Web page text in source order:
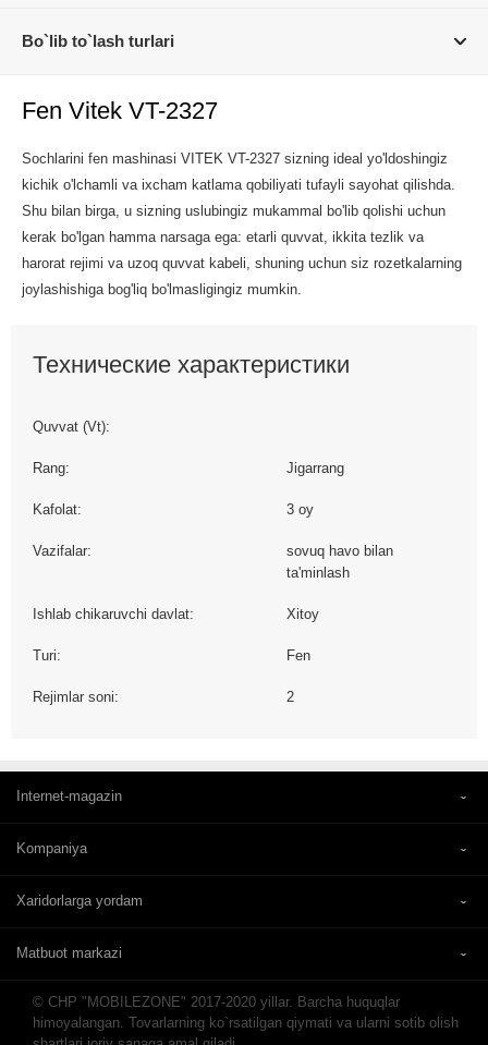
Bo`lib to`lash turlari
Fen Vitek VT-2327
Sochlarini fen mashinasi VITEK VT-2327 sizning ideal yo'ldoshingiz
kichik o'lchamli va ixcham katlama qobiliyati tufayli sayohat qilishda.
Shu bilan birga, u sizning uslubingiz mukammal bo'lib qolishi uchun
kerak bo'lgan hamma narsaga ega: etarli quvvat, ikkita tezlik va
harorat rejimi va uzoq quvvat kabeli, shuning uchun siz rozetkalarning
joylashishiga bog'liq bo'lmasligingiz mumkin.
Технические характеристики
Quvvat (Vt):
Rang: Jigarrang
Kafolat: 3 oy
Vazifalar:
sovuq havo bilan
ta'minlash
Ishlab chikaruvchi davlat: Xitoy
Turi: Fen
Rejimlar soni: 2
Internet-magazin
Kompaniya
Xaridorlarga yordam
Matbuot markazi
© CHP "MOBILEZONE" 2017-2020 yillar. Barcha huquqlar
himoyalangan. Tovarlarning ko`rsatilgan qiymati va ularni sotib olish